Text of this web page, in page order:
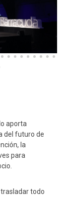
aporta
del futuro de
la
para
todo